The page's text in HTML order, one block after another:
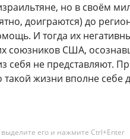
но в своём
доиграются) до
И тогда их
союзников США,
себя не представляют.
жизни вполне себе
его и нажмите Ctrl+Enter